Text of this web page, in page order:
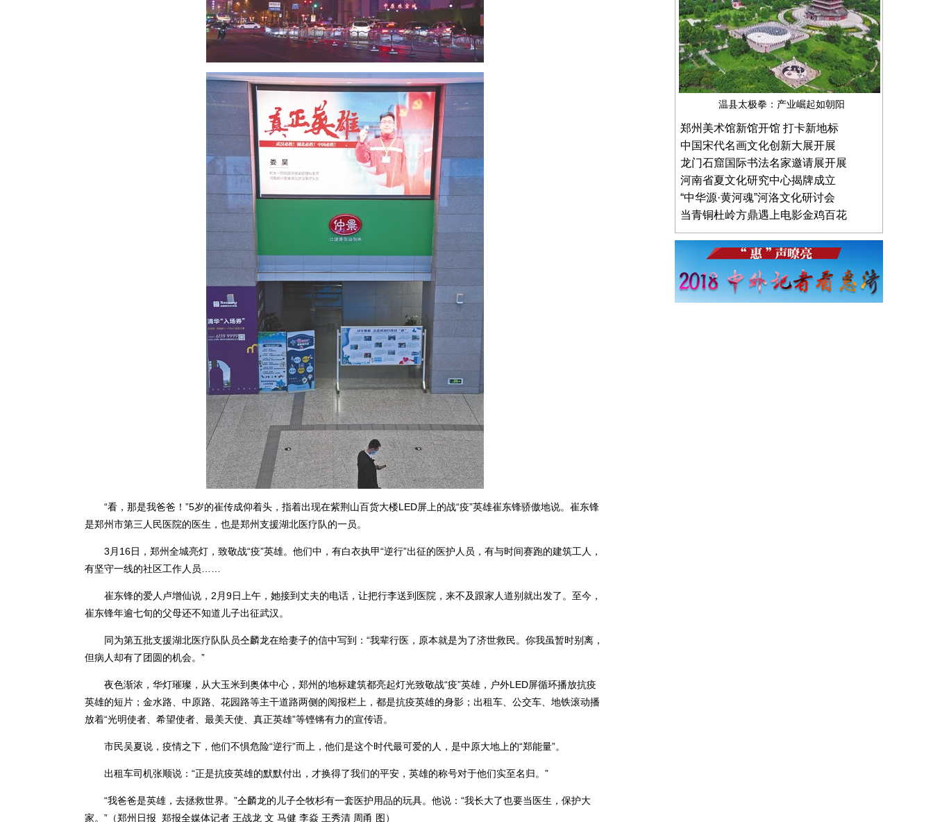
“看，那是我爸爸！”5岁的崔传成仰着头，指着出现在紫荆山百货大楼LED屏上的战“疫”英雄崔东锋骄傲地说。崔东锋
是郑州市第三人民医院的医生，也是郑州支援湖北医疗队的一员。
3月16日，郑州全城亮灯，致敬战“疫”英雄。他们中，有白衣执甲“逆行”出征的医护人员，有与时间赛跑的建筑工人，
有坚守一线的社区工作人员……
崔东锋的爱人卢增仙说，2月9日上午，她接到丈夫的电话，让把行李送到医院，来不及跟家人道别就出发了。至今，
崔东锋年逾七旬的父母还不知道儿子出征武汉。
同为第五批支援湖北医疗队队员仝麟龙在给妻子的信中写到：“我辈行医，原本就是为了济世救民。你我虽暂时别离，
但病人却有了团圆的机会。”
夜色渐浓，华灯璀璨，从大玉米到奥体中心，郑州的地标建筑都亮起灯光致敬战“疫”英雄，户外LED屏循环播放抗疫
英雄的短片；金水路、中原路、花园路等主干道路两侧的阅报栏上，都是抗疫英雄的身影；出租车、公交车、地铁滚动播
放着“光明使者、希望使者、最美天使、真正英雄”等铿锵有力的宣传语。
市民吴夏说，疫情之下，他们不惧危险“逆行”而上，他们是这个时代最可爱的人，是中原大地上的“郑能量”。
出租车司机张顺说：“正是抗疫英雄的默默付出，才换得了我们的平安，英雄的称号对于他们实至名归。”
“我爸爸是英雄，去拯救世界。”仝麟龙的儿子仝牧杉有一套医护用品的玩具。他说：“我长大了也要当医生，保护大
家。”（郑州日报 郑报全媒体记者 王战龙 文 马健 李焱 王秀清 周甬 图）
温县太极拳：产业崛起如朝阳
郑州美术馆新馆开馆 打卡新地标
中国宋代名画文化创新大展开展
龙门石窟国际书法名家邀请展开展
河南省夏文化研究中心揭牌成立
“中华源·黄河魂”河洛文化研讨会
当青铜杜岭方鼎遇上电影金鸡百花